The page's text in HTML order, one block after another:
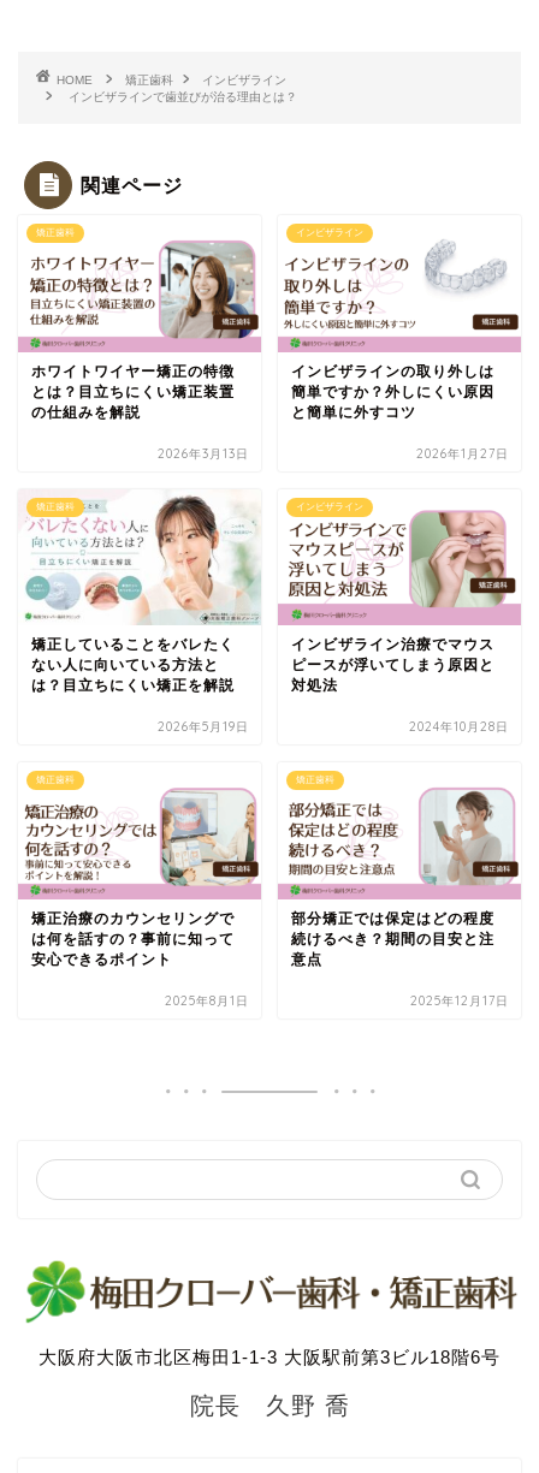
HOME 矯正歯科
インビザライン
インビザラインで歯並びが治る理由とは？
関連ページ
矯正歯科
ホワイトワイヤー矯正の特徴
とは？目立ちにくい矯正装置
の仕組みを解説
2026年3月13日
インビザライン
インビザラインの取り外しは
簡単ですか？外しにくい原因
と簡単に外すコツ
2026年1月27日
矯正歯科
矯正していることをバレたく
ない人に向いている方法と
は？目立ちにくい矯正を解説
2026年5月19日
インビザライン
インビザライン治療でマウス
ピースが浮いてしまう原因と
対処法
2024年10月28日
矯正歯科
矯正治療のカウンセリングで
は何を話すの？事前に知って
安心できるポイント
2025年8月1日
矯正歯科
部分矯正では保定はどの程度
続けるべき？期間の目安と注
意点
2025年12月17日
大阪府大阪市北区梅田1-1-3 大阪駅前第3ビル18階6号
院長 久野 喬